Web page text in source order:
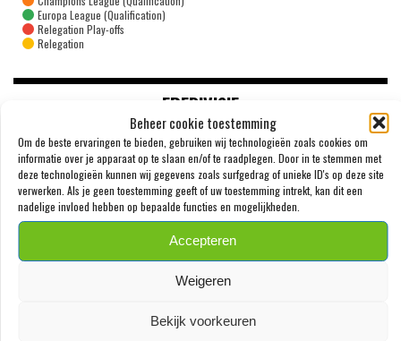
Beheer cookie toestemming
Om de beste ervaringen te bieden, gebruiken wij technologieën zoals cookies om
informatie over je apparaat op te slaan en/of te raadplegen. Door in te stemmen met
deze technologieën kunnen wij gegevens zoals surfgedrag of unieke ID's op deze site
verwerken. Als je geen toestemming geeft of uw toestemming intrekt, kan dit een
nadelige invloed hebben op bepaalde functies en mogelijkheden.
Accepteren
Weigeren
Bekijk voorkeuren
Europa League (Qualification)
Relegation Play-offs
Relegation
EREDIVISIE
WOUTER GOES ZET KRABBEL ONDER NIEUW
CONTRACT BIJ AZ
SPENZ
7 AUGUSTUS 2026
‘PSV MELDT ZICH IN ALKMAAR VOOR 24-
JARIGE TROY PARROTT’
3 AUGUSTUS 2026